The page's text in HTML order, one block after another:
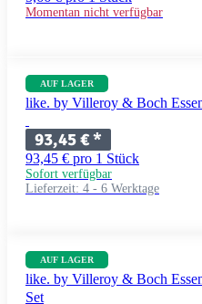
Momentan nicht verfügbar
AUF LAGER
like. by Villeroy & Boch
93,45 €*
93,45 € pro 1 Stück
Sofort verfügbar
Lieferzeit: 4 - 6 Werktage
AUF LAGER
like. by Villeroy & Boch
Set